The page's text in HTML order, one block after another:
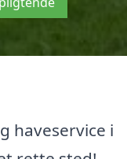
haveservice i